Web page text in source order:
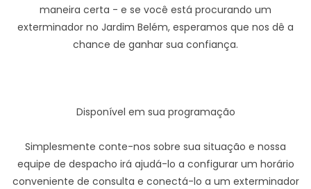
maneira certa - e se você está procurando um
exterminador no Jardim Belém, esperamos que nos dê a
chance de ganhar sua confiança.
Disponível em sua programação
Simplesmente conte-nos sobre sua situação e nossa
equipe de despacho irá ajudá-lo a configurar um horário
conveniente de consulta e conectá-lo a um exterminador